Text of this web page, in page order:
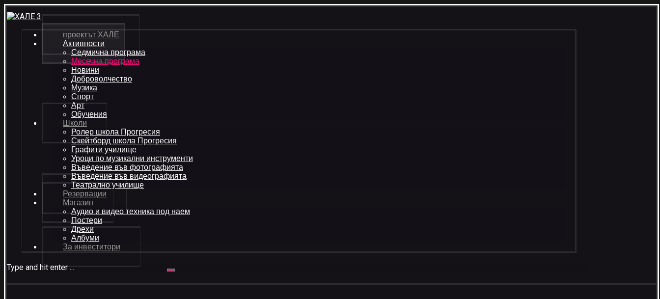
проектът ХАЛЕ
Активности
Седмична програма
Месечна програма
Новини
Доброволчество
Музика
Спорт
Арт
Обучения
Школи
Ролер школа Прогресия
Скейтборд школа Прогресия
Графити училище
Уроци по музикални инструменти
Въведение във фотографията
Въведение във видеографията
Театрално училище
Резервации
Магазин
Аудио и видео техника под наем
Постери
Дрехи
Албуми
За инвеститори
Type and hit enter ...